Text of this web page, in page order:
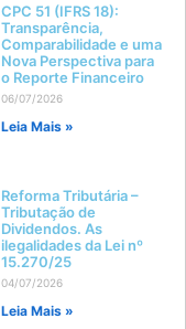
CPC 51 (IFRS 18):
Transparência,
Comparabilidade e uma
Nova Perspectiva para
o Reporte Financeiro
06/07/2026
Leia Mais »
Reforma Tributária –
Tributação de
Dividendos. As
ilegalidades da Lei nº
15.270/25
04/07/2026
Leia Mais »